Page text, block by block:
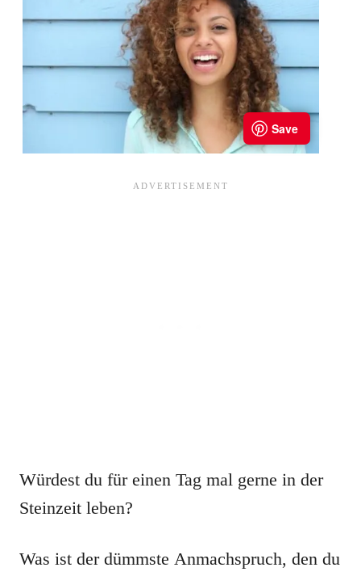
Würdest du für einen Tag mal gerne in der
Steinzeit leben?
Was ist der dümmste Anmachspruch, den du